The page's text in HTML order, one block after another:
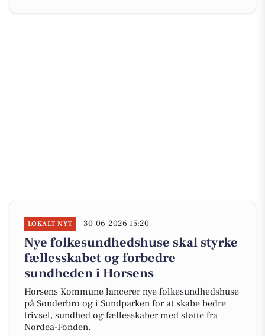
LOKALT NYT 30-06-2026 15:20
Nye folkesundhedshuse skal styrke
fællesskabet og forbedre
sundheden i Horsens
Horsens Kommune lancerer nye folkesundhedshuse
på Sønderbro og i Sundparken for at skabe bedre
trivsel, sundhed og fællesskaber med støtte fra
Nordea-Fonden.